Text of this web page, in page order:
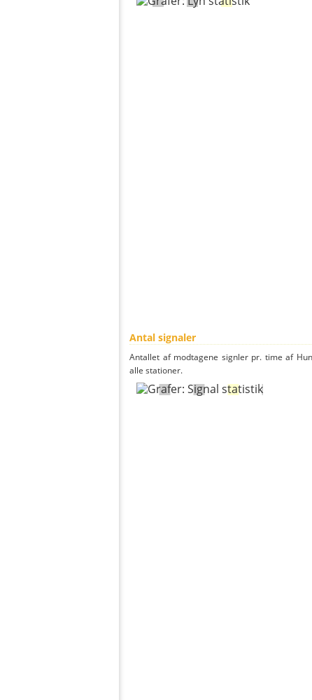
Antal signaler
Antallet af modtagene signler pr. time af
alle stationer.